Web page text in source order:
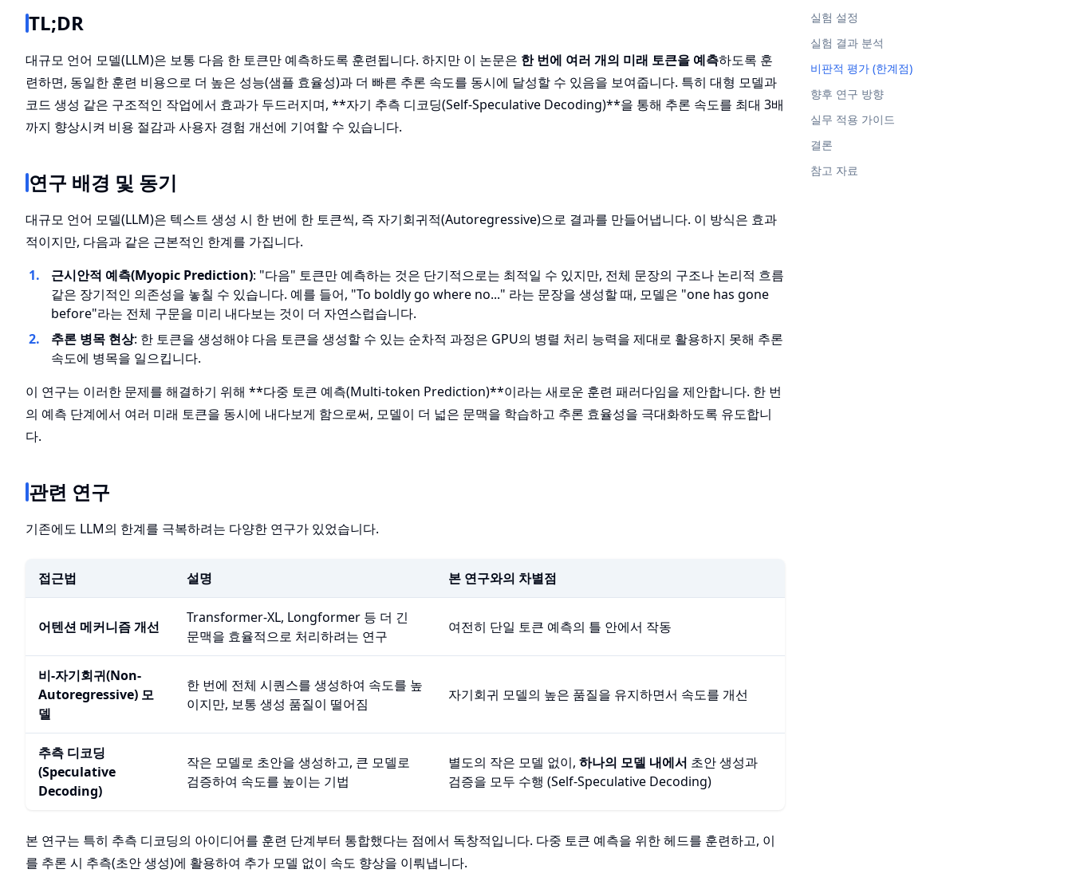
TL;DR
대규모 언어 모델(LLM)은 보통 다음 한 토큰만 예측하도록 훈련됩니다. 하지만 이 논문은 한 번에 여러 개의 미래 토큰을 예측하도록 훈
련하면, 동일한 훈련 비용으로 더 높은 성능(샘플 효율성)과 더 빠른 추론 속도를 동시에 달성할 수 있음을 보여줍니다. 특히 대형 모델과
코드 생성 같은 구조적인 작업에서 효과가 두드러지며, **자기 추측 디코딩(Self-Speculative Decoding)**을 통해 추론 속도를 최대 3배
까지 향상시켜 비용 절감과 사용자 경험 개선에 기여할 수 있습니다.
연구 배경 및 동기
대규모 언어 모델(LLM)은 텍스트 생성 시 한 번에 한 토큰씩, 즉 자기회귀적(Autoregressive)으로 결과를 만들어냅니다. 이 방식은 효과
적이지만, 다음과 같은 근본적인 한계를 가집니다.
근시안적 예측(Myopic Prediction): "다음" 토큰만 예측하는 것은 단기적으로는 최적일 수 있지만, 전체 문장의 구조나 논리적 흐름
같은 장기적인 의존성을 놓칠 수 있습니다. 예를 들어, "To boldly go where no..." 라는 문장을 생성할 때, 모델은 "one has gone
before"라는 전체 구문을 미리 내다보는 것이 더 자연스럽습니다.
추론 병목 현상: 한 토큰을 생성해야 다음 토큰을 생성할 수 있는 순차적 과정은 GPU의 병렬 처리 능력을 제대로 활용하지 못해 추론
속도에 병목을 일으킵니다.
이 연구는 이러한 문제를 해결하기 위해 **다중 토큰 예측(Multi-token Prediction)**이라는 새로운 훈련 패러다임을 제안합니다. 한 번
의 예측 단계에서 여러 미래 토큰을 동시에 내다보게 함으로써, 모델이 더 넓은 문맥을 학습하고 추론 효율성을 극대화하도록 유도합니
다.
관련 연구
기존에도 LLM의 한계를 극복하려는 다양한 연구가 있었습니다.
접근법 설명 본 연구와의 차별점
어텐션 메커니즘 개선
Transformer-XL, Longformer 등 더 긴
문맥을 효율적으로 처리하려는 연구
여전히 단일 토큰 예측의 틀 안에서 작동
비-자기회귀(Non-
Autoregressive) 모
델
한 번에 전체 시퀀스를 생성하여 속도를 높
이지만, 보통 생성 품질이 떨어짐
자기회귀 모델의 높은 품질을 유지하면서 속도를 개선
추측 디코딩
(Speculative
Decoding)
작은 모델로 초안을 생성하고, 큰 모델로
검증하여 속도를 높이는 기법
별도의 작은 모델 없이, 하나의 모델 내에서 초안 생성과
검증을 모두 수행 (Self-Speculative Decoding)
본 연구는 특히 추측 디코딩의 아이디어를 훈련 단계부터 통합했다는 점에서 독창적입니다. 다중 토큰 예측을 위한 헤드를 훈련하고, 이
를 추론 시 추측(초안 생성)에 활용하여 추가 모델 없이 속도 향상을 이뤄냅니다.
실험 설정
실험 결과 분석
비판적 평가 (한계점)
향후 연구 방향
실무 적용 가이드
결론
참고 자료